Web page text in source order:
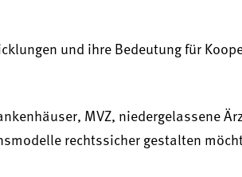
und ihre Bedeutung für
MVZ, niedergelassene
rechtssicher gestalten